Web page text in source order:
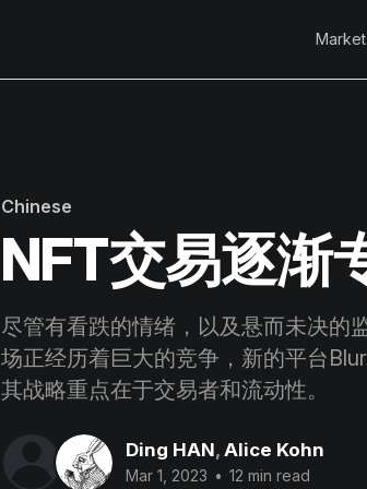
Chinese
NFT交易逐渐
尽管有看跌的情绪，以及悬而未决的
场正经历着巨大的竞争，新的平台
其战略重点在于交易者和流动性。
Ding HAN, Alice Kohn
Mar 1, 2023 • 12 min read